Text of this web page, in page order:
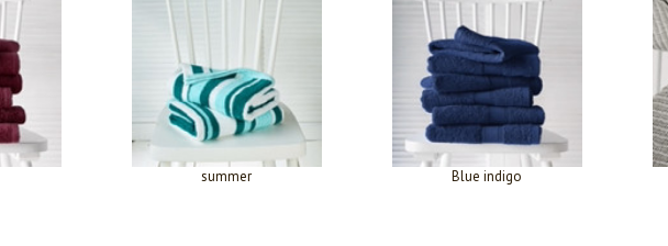
summer Blue indigo